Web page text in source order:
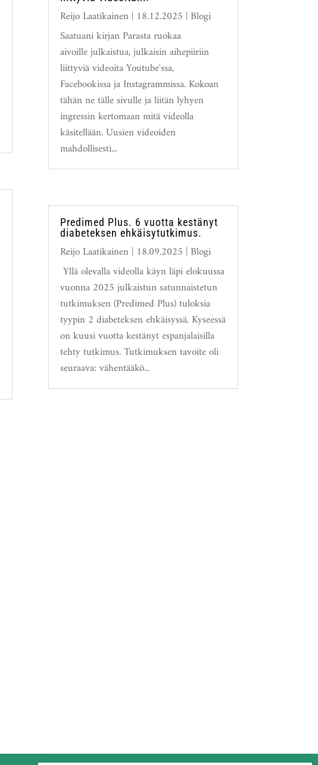
Reijo Laatikainen| 18.12.2025 | Blogi
Saatuani kirjan Parasta ruokaa
aivoille julkaistua, julkaisin aihepiiriin
liittyviä videoita Youtube'ssa,
Facebookissa ja Instagrammissa. Kokoan
tähän ne tälle sivulle ja liitän lyhyen
ingressin kertomaan mitä videolla
käsitellään. Uusien videoiden
mahdollisesti...
Predimed Plus. 6 vuotta kestänyt
diabeteksen ehkäisytutkimus.
Reijo Laatikainen| 18.09.2025 | Blogi
Yllä olevalla videolla käyn läpi elokuussa
vuonna 2025 julkaistun satunnaistetun
tutkimuksen (Predimed Plus) tuloksia
tyypin 2 diabeteksen ehkäisyssä. Kyseessä
on kuusi vuotta kestänyt espanjalaisilla
tehty tutkimus. Tutkimuksen tavoite oli
seuraava: vähentääkö...